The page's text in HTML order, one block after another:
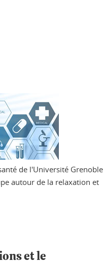
de l'Université Grenoble
autour de la relaxation et
et le